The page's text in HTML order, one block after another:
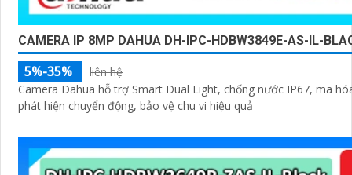
CAMERA IP 8MP DAHUA DH-IPC-HDBW3849E-AS-IL-
5%-35%
liên hệ
Camera Dahua hỗ trợ Smart Dual Light, chống nước IP67, mã
phát hiện chuyển động, bảo vệ chu vi hiệu quả